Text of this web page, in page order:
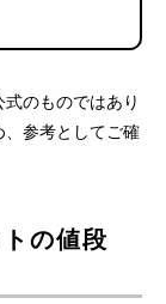
のものではあり
、参考としてご確
の値段